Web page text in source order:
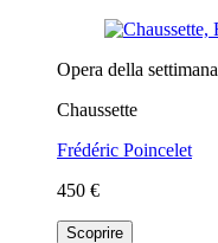
Opera della settimana
Chaussette
Frédéric Poincelet
450 €
Scoprire